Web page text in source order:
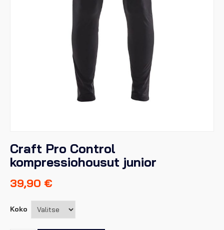
Craft Pro Control
kompressiohousut junior
39,90 €
Koko